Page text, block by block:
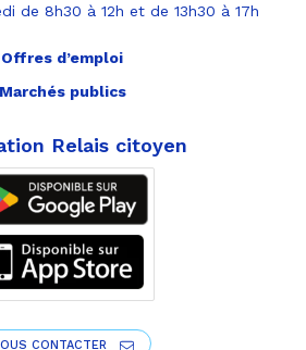
de 8h30 à 12h et de 13h30 à 17h
Offres d’emploi
Marchés publics
Relais citoyen
CONTACTER